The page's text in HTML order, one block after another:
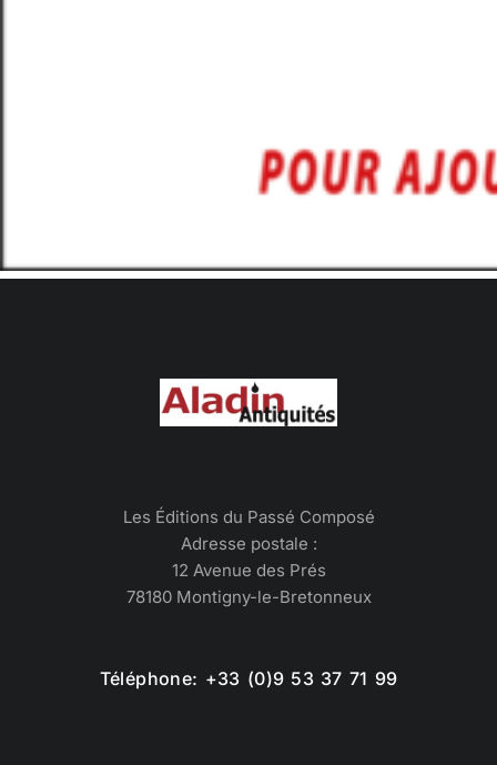
Les Éditions du Passé Composé
Adresse postale :
12 Avenue des Prés
78180 Montigny-le-Bretonneux
Téléphone: +33 (0)9 53 37 71 99